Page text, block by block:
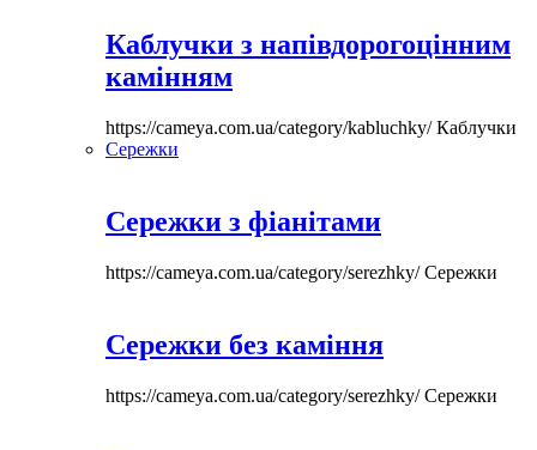
Каблучки з напівдорогоцінним
камінням
https://cameya.com.ua/category/kabluchky/Каблучки
Сережки
Сережки з фіанітами
https://cameya.com.ua/category/serezhky/Сережки
Сережки без каміння
https://cameya.com.ua/category/serezhky/Сережки